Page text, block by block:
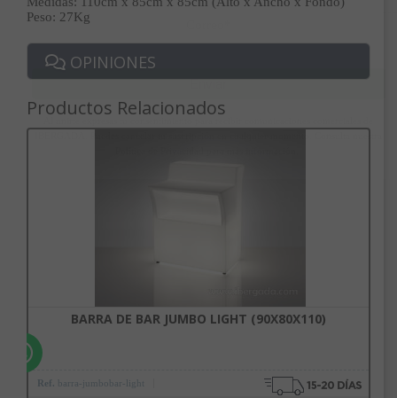
Peso: 27Kg
OPINIONES
Productos Relacionados
BARRA DE BAR JUMBO LIGHT (90X80X110)
Ref. barra-jumbobar-light
Enviar